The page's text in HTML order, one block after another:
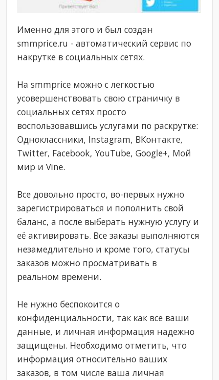
Именно для этого и был создан
smmprice.ru - автоматический сервис по
накрутке в социальных сетях.
На smmprice можно с легкостью
усовершенствовать свою страничку в
социальных сетях просто
воспользовавшись услугами по раскрутке:
Одноклассники, Instagram, ВКонтакте,
Twitter, Facebook, YouTube, Google+, Мой
мир и Vine.
Все довольно просто, во-первых нужно
зарегистрироваться и пополнить свой
баланс, а после выберать нужную услугу и
её активировать. Все заказы выполняются
незамедлительно и кроме того, статусы
заказов можно просматривать в
реальном времени.
Не нужно беспокоится о
конфиденциальности, так как все ваши
данные, и личная информация надежно
защищены. Необходимо отметить, что
информация относительно ваших
заказов, в том числе ваша личная